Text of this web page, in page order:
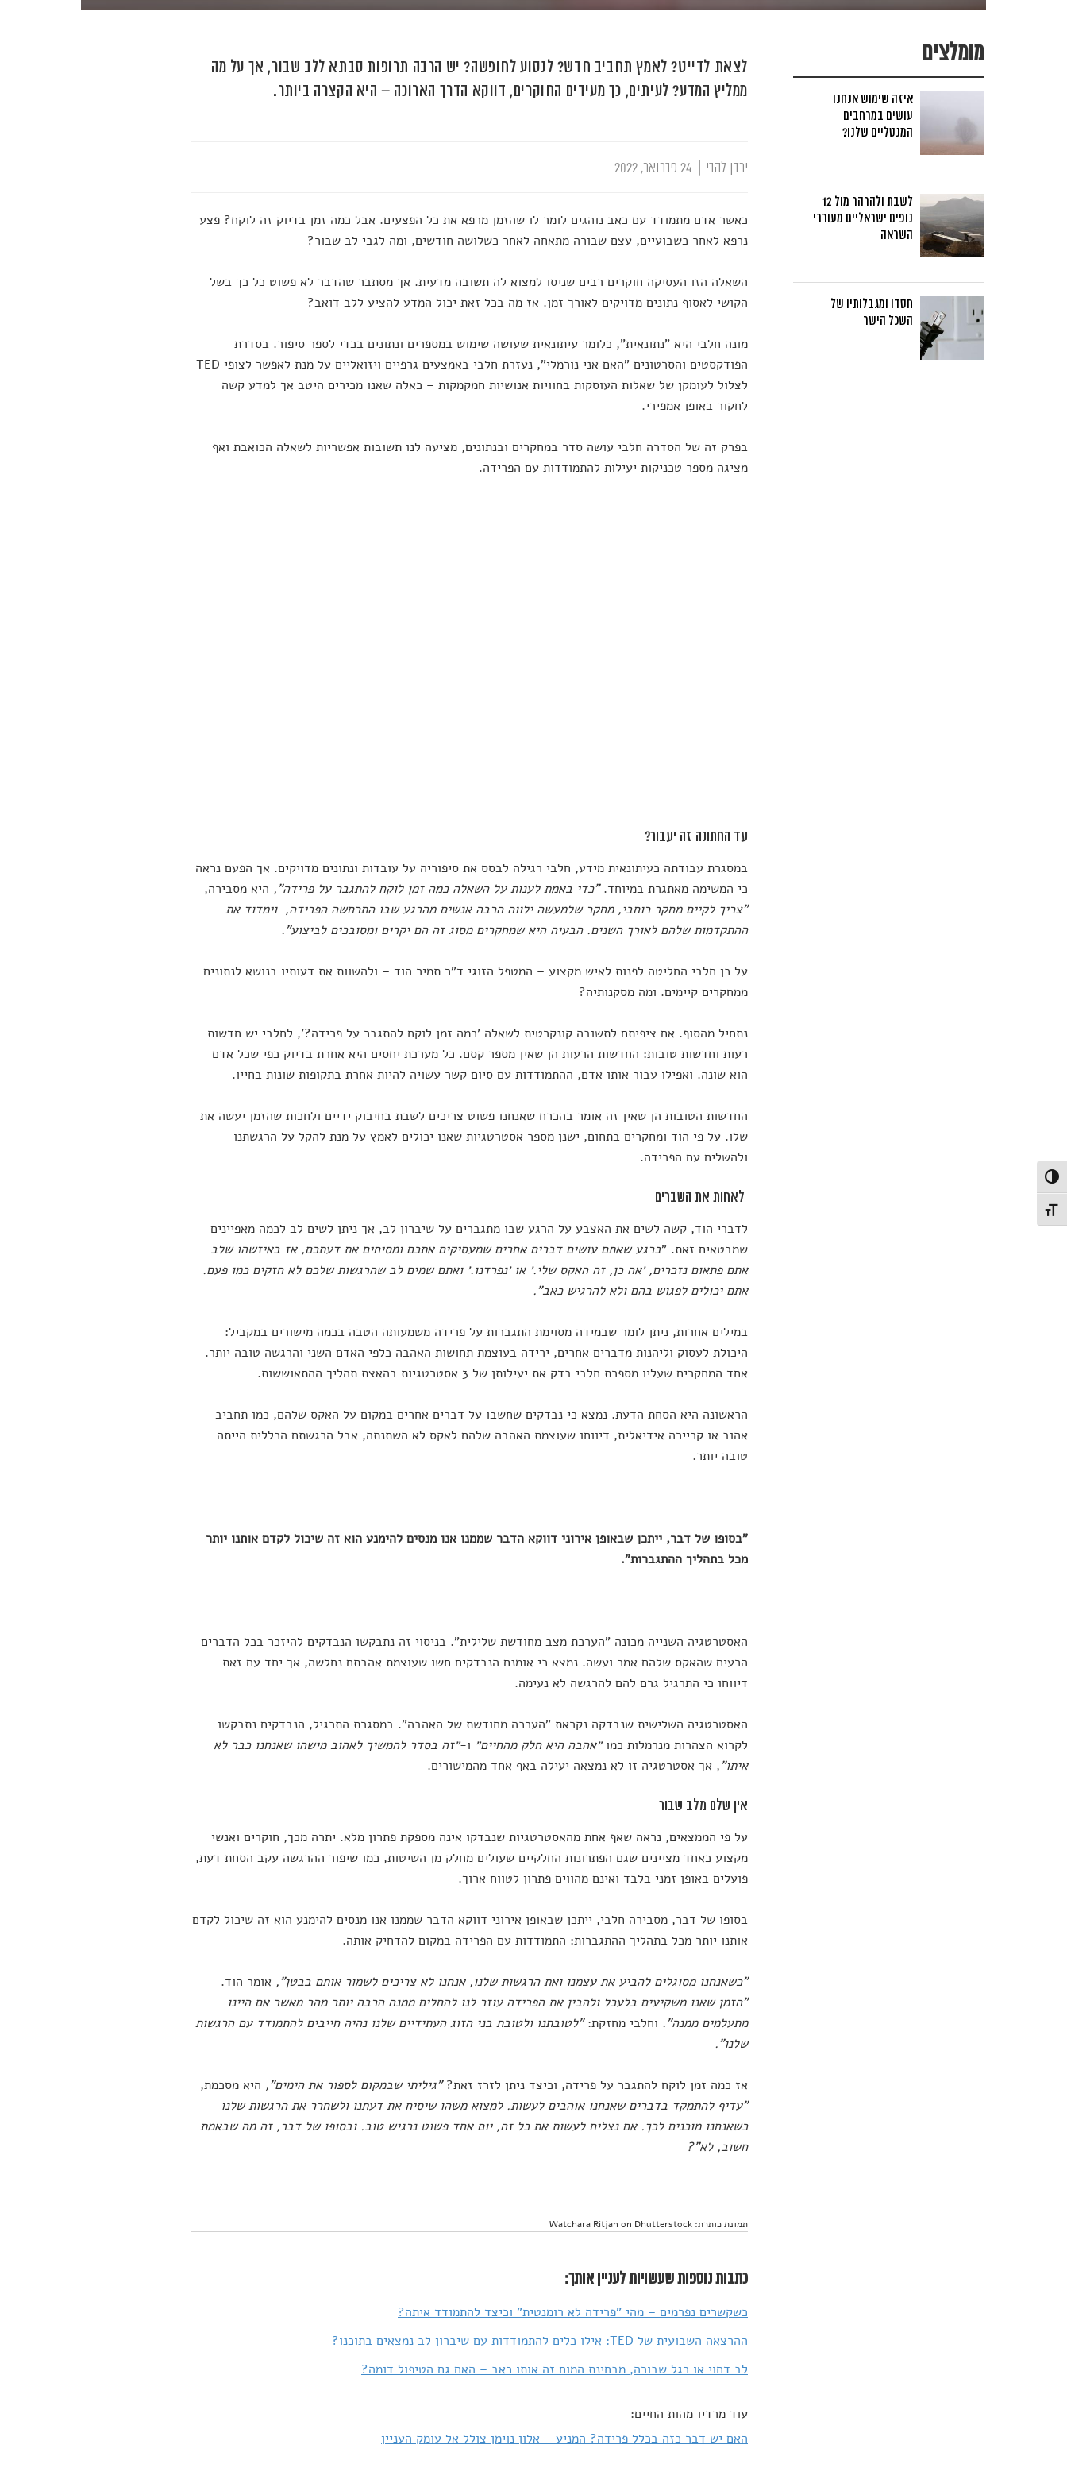
הפעל/כבה ניגודיות גבוהה
מתג גודל גופן
לצאת לדייט? לאמץ תחביב חדש? לנסוע לחופשה? יש הרבה תרופות סבתא ללב שבור, אך על מה
ממליץ המדע? לעיתים, כך מעידים החוקרים, דווקא הדרך הארוכה – היא הקצרה ביותר.
ירדן להבי
כאשר אדם מתמודד עם כאב נוהגים לומר לו שהזמן מרפא את כל הפצעים. אבל כמה זמן בדיוק זה לוקח? פצע
נרפא לאחר כשבועיים, עצם שבורה מתאחה לאחר כשלושה חודשים, ומה לגבי לב שבור?
השאלה הזו העסיקה חוקרים רבים שניסו למצוא לה תשובה מדעית. אך מסתבר שהדבר לא פשוט כל כך בשל
הקושי לאסוף נתונים מדויקים לאורך זמן. אז מה בכל זאת יכול המדע להציע ללב דואב?
מונה חלבי היא "נתונאית", כלומר עיתונאית שעושה שימוש במספרים ונתונים בכדי לספר סיפור. בסדרת
הפודקסטים והסרטונים "האם אני נורמלי", נעזרת חלבי באמצעים גרפיים ויזואליים על מנת לאפשר לצופי TED
לצלול לעומקן של שאלות העוסקות בחוויות אנושיות חמקמקות – כאלה שאנו מכירים היטב אך למדע קשה
לחקור באופן אמפירי.
בפרק זה של הסדרה חלבי עושה סדר במחקרים ובנתונים, מציעה לנו תשובות אפשריות לשאלה הכואבת ואף
מציגה מספר טכניקות יעילות להתמודדות עם הפרידה.
עד החתונה זה יעבור?
במסגרת עבודתה כעיתונאית מידע, חלבי רגילה לבסס את סיפוריה על עובדות ונתונים מדויקים. אך הפעם נראה
כי המשימה מאתגרת במיוחד."כדי באמת לענות על השאלה כמה זמן לוקח להתגבר על פרידה", היא מסבירה,
"צריך לקיים מחקר רוחבי, מחקר שלמעשה ילווה הרבה אנשים מהרגע שבו התרחשה הפרידה, וימדוד את
ההתקדמות שלהם לאורך השנים. הבעיה היא שמחקרים מסוג זה הם יקרים ומסובכים לביצוע".
על כן חלבי החליטה לפנות לאיש מקצוע – המטפל הזוגי ד"ר תמיר הוד – ולהשוות את דעותיו בנושא לנתונים
ממחקרים קיימים. ומה מסקנותיה?
נתחיל מהסוף. אם ציפיתם לתשובה קונקרטית לשאלה 'כמה זמן לוקח להתגבר על פרידה?', לחלבי יש חדשות
רעות וחדשות טובות: החדשות הרעות הן שאין מספר קסם. כל מערכת יחסים היא אחרת בדיוק כפי שכל אדם
הוא שונה. ואפילו עבור אותו אדם, ההתמודדות עם סיום קשר עשויה להיות אחרת בתקופות שונות בחייו.
החדשות הטובות הן שאין זה אומר בהכרח שאנחנו פשוט צריכים לשבת בחיבוק ידיים ולחכות שהזמן יעשה את
שלו. על פי הוד ומחקרים בתחום, ישנן מספר אסטרטגיות שאנו יכולים לאמץ על מנת להקל על הרגשתנו
ולהשלים עם הפרידה.
לאחות את השברים
לדברי הוד, קשה לשים את האצבע על הרגע שבו מתגברים על שיברון לב, אך ניתן לשים לב לכמה מאפיינים
שמבטאים זאת. "ברגע שאתם עושים דברים אחרים שמעסיקים אתכם ומסיחים את דעתכם, אז באיזשהו שלב
אתם פתאום נזכרים, ׳אה כן, זה האקס שלי.׳ או ׳נפרדנו.׳ ואתם שמים לב שהרגשות שלכם לא חזקים כמו פעם.
אתם יכולים לפגוש בהם ולא להרגיש כאב".
במילים אחרות, ניתן לומר שבמידה מסוימת התגברות על פרידה משמעותה הטבה בכמה מישורים במקביל:
היכולת לעסוק וליהנות מדברים אחרים, ירידה בעוצמת תחושות האהבה כלפי האדם השני והרגשה טובה יותר.
אחד המחקרים שעליו מספרת חלבי בדק את יעילותן של 3 אסטרטגיות בהאצת תהליך ההתאוששות.
הראשונה היא הסחת הדעת. נמצא כי נבדקים שחשבו על דברים אחרים במקום על האקס שלהם, כמו תחביב
אהוב או קריירה אידיאלית, דיווחו שעוצמת האהבה שלהם לאקס לא השתנתה, אבל הרגשתם הכללית הייתה
טובה יותר.
"בסופו של דבר, ייתכן שבאופן אירוני דווקא הדבר שממנו אנו מנסים להימנע הוא זה שיכול לקדם אותנו יותר
מכל בתהליך ההתגברות".
האסטרטגיה השנייה מכונה "הערכת מצב מחודשת שלילית". בניסוי זה נתבקשו הנבדקים להיזכר בכל הדברים
הרעים שהאקס שלהם אמר ועשה. נמצא כי אומנם הנבדקים חשו שעוצמת אהבתם נחלשה, אך יחד עם זאת
דיווחו כי התרגיל גרם להם להרגשה לא נעימה.
האסטרטגיה השלישית שנבדקה נקראת "הערכה מחודשת של האהבה". במסגרת התרגיל, הנבדקים נתבקשו
לקרוא הצהרות מנרמלות כמו״אהבה היא חלק מהחיים״ ו-״זה בסדר להמשיך לאהוב מישהו שאנחנו כבר לא
איתו", אך אסטרטגיה זו לא נמצאה יעילה באף אחד מהמישורים.
אין שלם מלב שבור
על פי הממצאים, נראה שאף אחת מהאסטרטגיות שנבדקו אינה מספקת פתרון מלא. יתרה מכך, חוקרים ואנשי
מקצוע כאחד מציינים שגם הפתרונות החלקיים שעולים מחלק מן השיטות, כמו שיפור ההרגשה עקב הסחת דעת,
פועלים באופן זמני בלבד ואינם מהווים פתרון לטווח ארוך.
בסופו של דבר, מסבירה חלבי, ייתכן שבאופן אירוני דווקא הדבר שממנו אנו מנסים להימנע הוא זה שיכול לקדם
אותנו יותר מכל בתהליך ההתגברות: התמודדות עם הפרידה במקום להדחיק אותה.
"כשאנחנו מסוגלים להביע את עצמנו ואת הרגשות שלנו, אנחנו לא צריכים לשמור אותם בבטן", אומר הוד.
"הזמן שאנו משקיעים בלעכל ולהבין את הפרידה עוזר לנו להחלים ממנה הרבה יותר מהר מאשר אם היינו
מתעלמים ממנה". וחלבי מחזקת:"לטובתנו ולטובת בני הזוג העתידיים שלנו נהיה חייבים להתמודד עם הרגשות
שלנו".
אז כמה זמן לוקח להתגבר על פרידה, וכיצד ניתן לזרז זאת?"גיליתי שבמקום לספור את הימים", היא מסכמת,
"עדיף להתמקד בדברים שאנחנו אוהבים לעשות. למצוא משהו שיסיח את דעתנו ולשחרר את הרגשות שלנו
כשאנחנו מוכנים לכך. אם נצליח לעשות את כל זה, יום אחד פשוט נרגיש טוב. ובסופו של דבר, זה מה שבאמת
חשוב, לא"?
תמונת כותרת: Watchara Ritjan on Dhutterstock
כתבות נוספות שעשויות לעניין אותך:
כשקשרים נפרמים – מהי "פרידה לא רומנטית" וכיצד להתמודד איתה?
ההרצאה השבועית של TED: אילו כלים להתמודדות עם שיברון לב נמצאים בתוכנו?
לב דחוי או רגל שבורה, מבחינת המוח זה אותו כאב – האם גם הטיפול דומה?
עוד מרדיו מהות החיים:
האם יש דבר כזה בכלל פרידה? המניע – אלון נוימן צולל אל עומק העניין
מומלצים
איזה שימוש אנחנו
עושים במרחבים
המנטליים שלנו?
לשבת ולהרהר מול 12
נופים ישראליים מעוררי
השראה
חסדו ומגבלותיו של
השכל הישר